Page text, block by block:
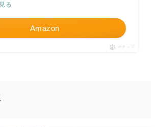
る
Amazon
ポチップ